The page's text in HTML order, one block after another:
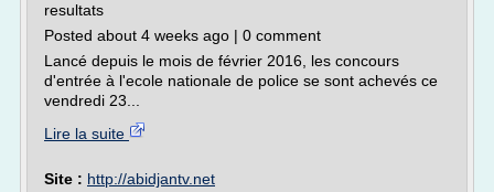
resultats
Posted about 4 weeks ago | 0 comment
Lancé depuis le mois de février 2016, les concours
d'entrée à l'ecole nationale de police se sont achevés ce
vendredi 23...
Lire la suite
Site : http://abidjantv.net